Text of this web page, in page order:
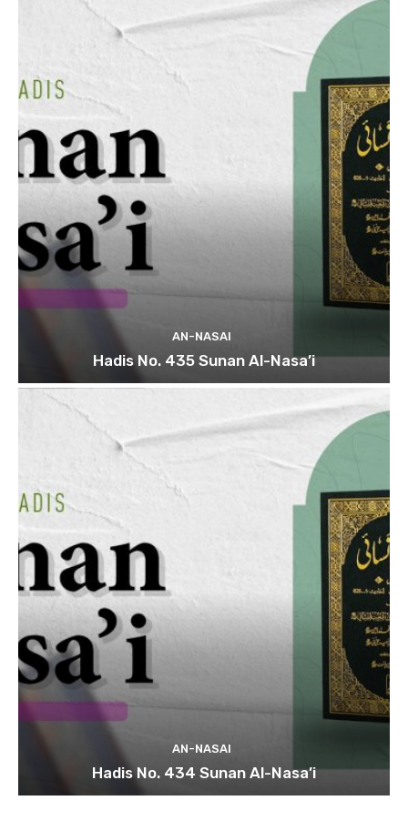
AN-NASAI
Hadis No. 435 Sunan Al-Nasa’i
AN-NASAI
Hadis No. 434 Sunan Al-Nasa’i